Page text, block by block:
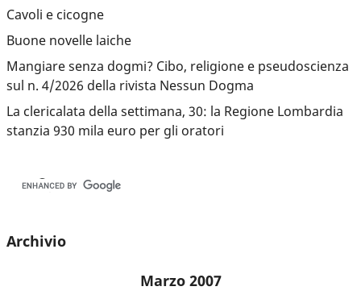
Cavoli e cicogne
Buone novelle laiche
Mangiare senza dogmi? Cibo, religione e pseudoscienza
sul n. 4/2026 della rivista Nessun Dogma
La clericalata della settimana, 30: la Regione Lombardia
stanzia 930 mila euro per gli oratori
Archivio
Marzo 2007